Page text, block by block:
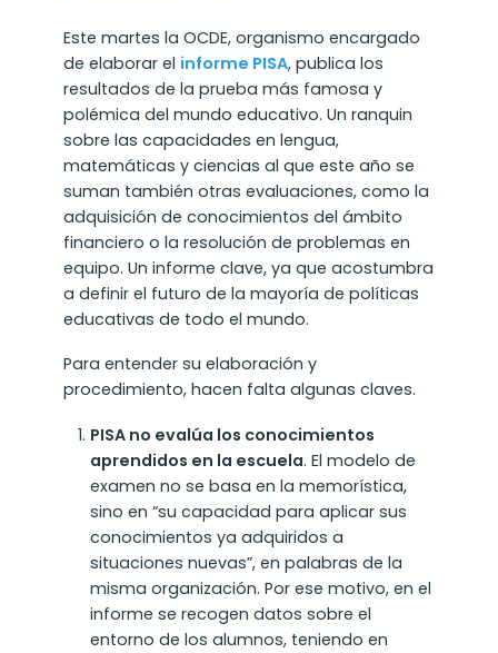
Este martes la OCDE, organismo encargado
de elaborar el informe PISA, publica los
resultados de la prueba más famosa y
polémica del mundo educativo. Un ranquin
sobre las capacidades en lengua,
matemáticas y ciencias al que este año se
suman también otras evaluaciones, como la
adquisición de conocimientos del ámbito
financiero o la resolución de problemas en
equipo. Un informe clave, ya que acostumbra
a definir el futuro de la mayoría de políticas
educativas de todo el mundo.
Para entender su elaboración y
procedimiento, hacen falta algunas claves.
PISA no evalúa los conocimientos
aprendidos en la escuela. El modelo de
examen no se basa en la memorística,
sino en “su capacidad para aplicar sus
conocimientos ya adquiridos a
situaciones nuevas”, en palabras de la
misma organización. Por ese motivo, en el
informe se recogen datos sobre el
entorno de los alumnos, teniendo en